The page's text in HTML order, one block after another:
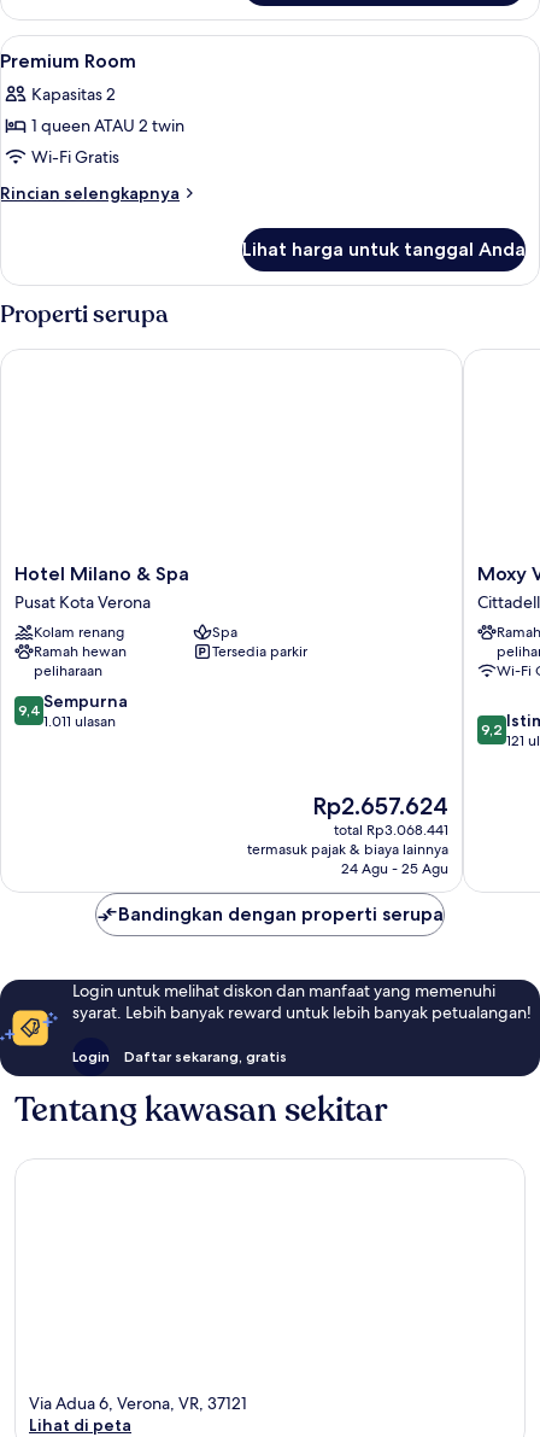
Superior
Room
Lihat
semua
foto
untuk
Premium
Room
Minibar, brankas, meja kerja, dan
6
Premium Room
Kapasitas 2
1 queen ATAU 2 twin
Wi-Fi Gratis
Rincian selengkapnya
Rincian
Premium
Lihat harga untuk tanggal Anda
Properti serupa
Hotel
Milano
&
Spa
Pusat
Kota
Verona
Hotel Milano & Spa
Pusat Kota Verona
Kolam renang
Spa
Ramah hewan
peliharaan
Tersedia parkir
9.4
dari
9,4 Sempurna
1.011 ulasan
Harga
sekarang
Rp2.657.624
Rp2.657.624
total Rp3.068.441
termasuk pajak & biaya lainnya
24 Agu - 25 Agu
Hotel Milano & Spa
Moxy
Verona
Moxy
Wi-Fi
9.2
dari
9,2
121
Moxy
Bandingkan dengan properti serupa
Login untuk melihat diskon dan manfaat yang memenuhi
syarat. Lebih banyak reward untuk lebih banyak petualangan!
Login Daftar sekarang, gratis
Tentang kawasan sekitar
Via Adua 6, Verona, VR, 37121
Lihat di peta